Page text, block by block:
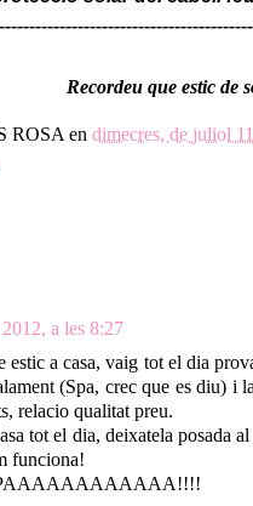
Recordeu que estic de
ROSA en dimecres, de juliol
a les 8:27
estic a casa, vaig tot el dia
(Spa, crec que es diu) i
relacio qualitat preu.
tot el dia, deixatela posada
funciona!